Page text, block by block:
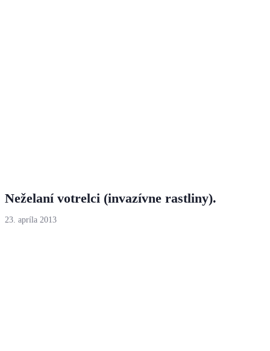
Neželaní votrelci (invazívne rastliny).
23. apríla 2013